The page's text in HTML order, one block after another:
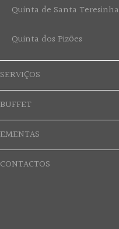
Quinta de Santa Teresinha
Quinta dos Pizões
SERVIÇOS
BUFFET
EMENTAS
CONTACTOS